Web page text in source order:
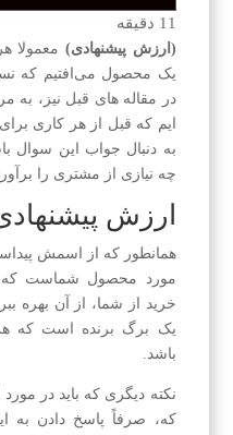
11 دقیقه
(ارزش پیشنهادی) معمولا
یک محصول می‌افتیم که
در مقاله های قبل نیز، به
ایم که قبل از هر کاری
به دنبال جواب این سوال
چه نیازی از مشتری را
ارزش
همانطور که از اسمش
مورد محصول شماست که
خرید از شما، از آن بهره
یک برگ برنده است که
باشد.
نکته دیگری که باید در
که، صرفاً پاسخ دادن